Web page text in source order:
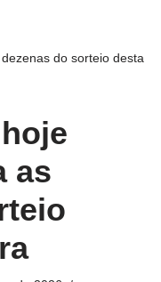
do sorteio desta
as